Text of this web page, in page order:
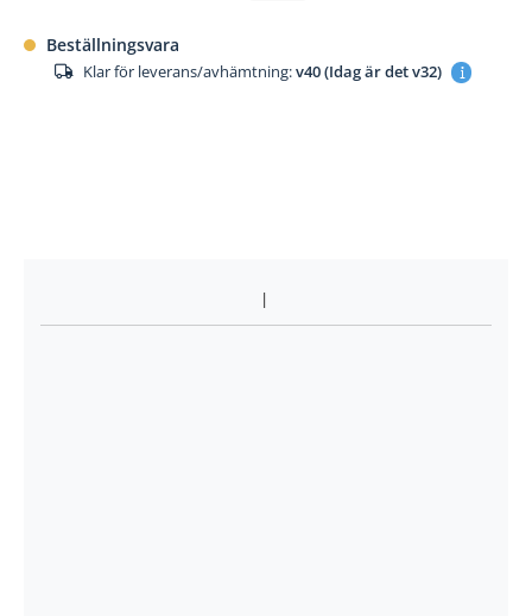
Beställningsvara
Klar för leverans/avhämtning:v40 (Idag är det v32)